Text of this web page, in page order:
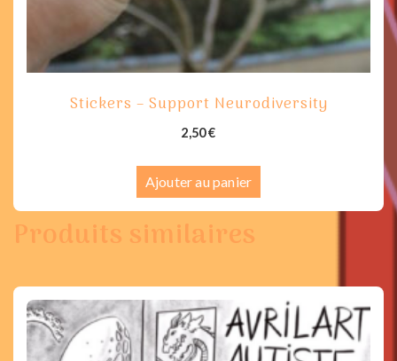
Stickers – Support Neurodiversity
2,50€
Ajouter au panier
Produits similaires